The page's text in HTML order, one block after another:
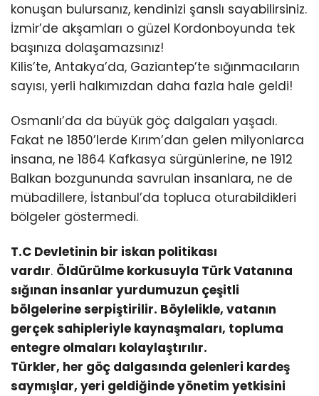
konuşan bulursanız, kendinizi şanslı sayabilirsiniz.
İzmir’de akşamları o güzel Kordonboyunda tek
başınıza dolaşamazsınız!
Kilis’te, Antakya’da, Gaziantep’te sığınmacıların
sayısı, yerli halkımızdan daha fazla hale geldi!
Osmanlı’da da büyük göç dalgaları yaşadı.
Fakat ne 1850’lerde Kırım’dan gelen milyonlarca
insana, ne 1864 Kafkasya sürgünlerine, ne 1912
Balkan bozgununda savrulan insanlara, ne de
mübadillere, İstanbul’da topluca oturabildikleri
bölgeler göstermedi.
T.C Devletinin bir iskan politikası
vardır. Öldürülme korkusuyla Türk Vatanına
sığınan insanlar yurdumuzun çeşitli
bölgelerine serpiştirilir. Böylelikle, vatanın
gerçek sahipleriyle kaynaşmaları, topluma
entegre olmaları kolaylaştırılır.
Türkler, her göç dalgasında gelenleri kardeş
saymışlar, yeri geldiğinde yönetim yetkisini